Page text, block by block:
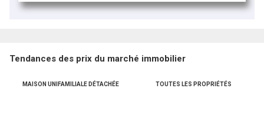
Tendances des prix du marché immobilier
MAISON UNIFAMILIALE DÉTACHÉE TOUTES LES PROPRIÉTÉS